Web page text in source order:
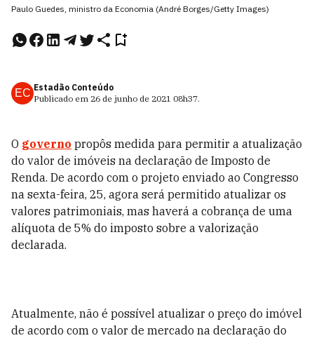
Paulo Guedes, ministro da Economia (André Borges/Getty Images)
EC Estadão Conteúdo
Publicado em 26 de junho de 2021 08h37.
O governo propôs medida para permitir a atualização
do valor de imóveis na declaração de Imposto de
Renda. De acordo com o projeto enviado ao Congresso
na sexta-feira, 25, agora será permitido atualizar os
valores patrimoniais, mas haverá a cobrança de uma
alíquota de 5% do imposto sobre a valorização
declarada.
Atualmente, não é possível atualizar o preço do imóvel
de acordo com o valor de mercado na declaração do